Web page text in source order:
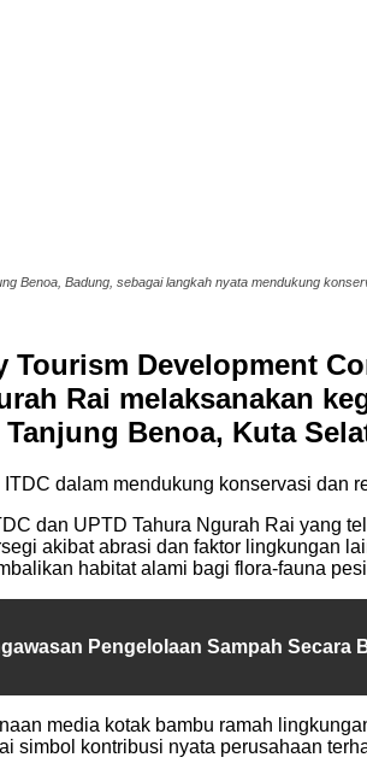
Benoa, Badung, sebagai langkah nyata mendukung
Development
Rai melaksanakan
Benoa, Kuta
dalam mendukung konservasi dan
dan UPTD Tahura Ngurah Rai yang
akibat abrasi dan faktor lingkungan
habitat alami bagi flora-fauna
Pengelolaan Sampah Secara
media kotak bambu ramah
simbol kontribusi nyata perusahaan